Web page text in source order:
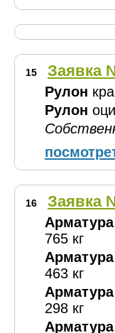
15 Заявка
Рулон
Рулон
16 Заявка
Арматура
765 кг
Арматура
463 кг
Арматура
298 кг
Арматура